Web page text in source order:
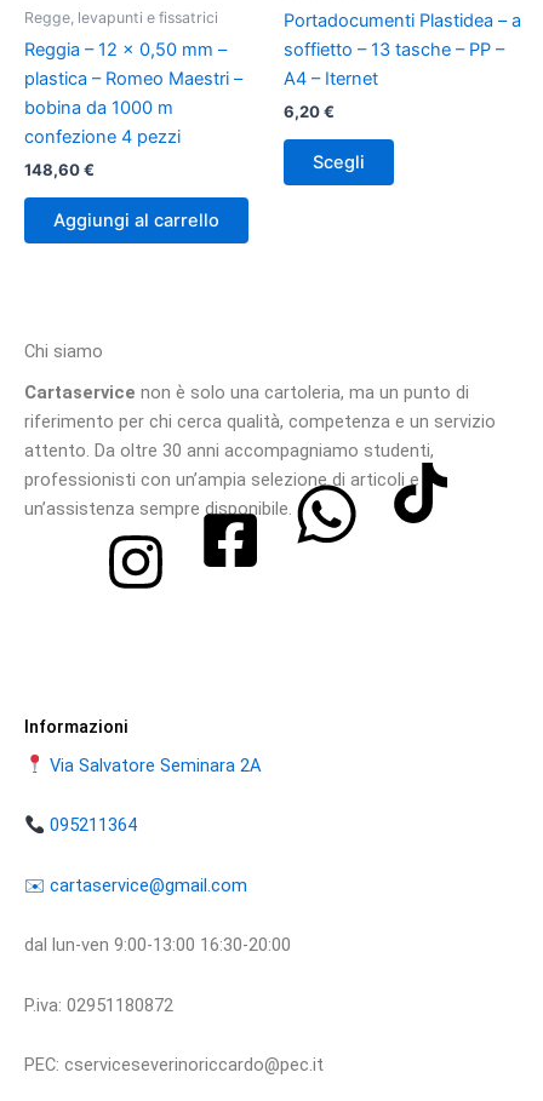
Regge, levapunti e fissatrici
Reggia – 12 x 0,50 mm –
plastica – Romeo Maestri –
bobina da 1000 m
confezione 4 pezzi
148,60€
Aggiungi al carrello
Portadocumenti Plastidea – a
soffietto – 13 tasche – PP –
A4 – Iternet
6,20€
Scegli
nella
Chi siamo
Cartaservice non è solo una cartoleria, ma un punto di
riferimento per chi cerca qualità, competenza e un servizio
attento. Da oltre 30 anni accompagniamo studenti,
professionisti con un’ampia selezione di articoli e
un’assistenza sempre disponibile.
Informazioni
Via Salvatore Seminara 2A
095211364
​​✉️ ​cartaservice@gmail.com
dal lun-ven 9:00-13:00 16:30-20:00
P.iva: 02951180872
PEC: cserviceseverinoriccardo@pec.it